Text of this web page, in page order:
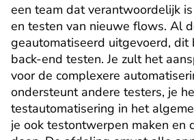
een team dat verantwoordelijk
en testen van nieuwe flows. Al
geautomatiseerd uitgevoerd,
back-end testen. Je zult het
voor de complexere
ondersteunt andere testers, je
testautomatisering in het
je ook testontwerpen maken en